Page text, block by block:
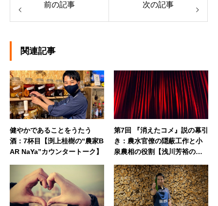
前の記事 次の記事
関連記事
健やかであることをうたう
酒：7杯目【渕上桂樹の“農家B
AR NaYa”カウンタートーク】
第7回 『消えたコメ』説の幕引
き：農水官僚の隠蔽工作と小
泉農相の役割【浅川芳裕の農